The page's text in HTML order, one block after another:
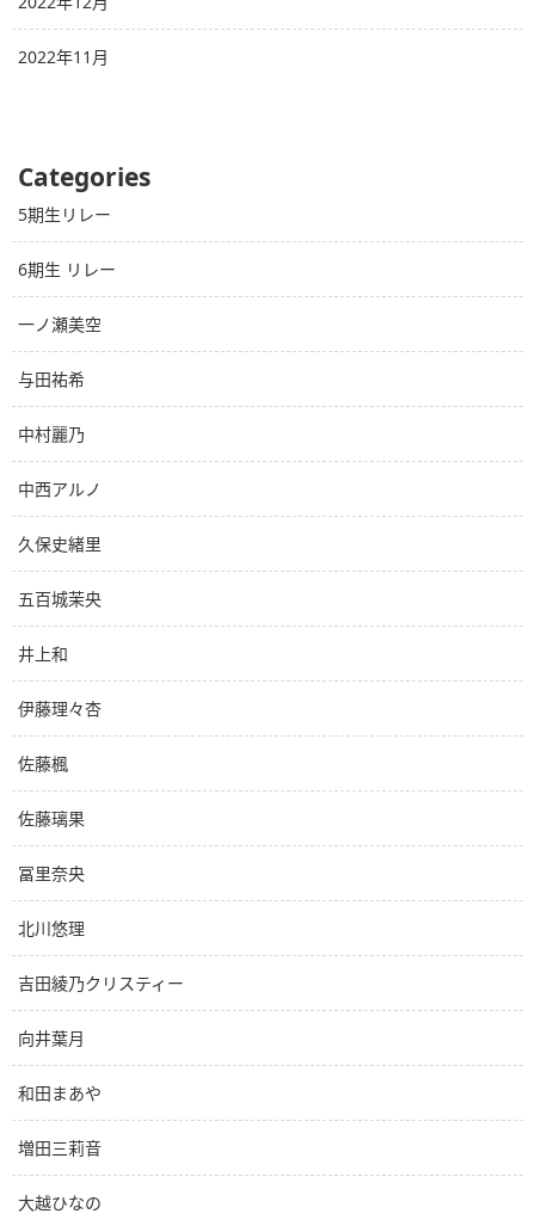
2022年11月
Categories
5期生リレー
6期生 リレー
一ノ瀬美空
与田祐希
中村麗乃
中西アルノ
久保史緒里
五百城茉央
井上和
伊藤理々杏
佐藤楓
佐藤璃果
冨里奈央
北川悠理
吉田綾乃クリスティー
向井葉月
和田まあや
増田三莉音
大越ひなの